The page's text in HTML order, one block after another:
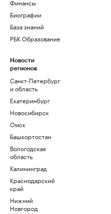
Финансы
Биографии
База знаний
РБК Образование
Новости
регионов
Санкт-Петербург
и область
Екатеринбург
Новосибирск
Омск
Башкортостан
Вологодская
область
Калининград
Краснодарский
край
Нижний
Новгород